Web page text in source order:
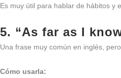
Es muy útil para hablar de hábitos y
5. “As far as I
Una frase muy común en inglés,
Cómo usarla: